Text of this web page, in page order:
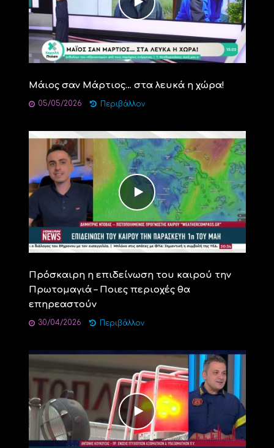
Μάιος σαν Μάρτιος… στα λευκά η χώρα!
05/05/2026 Περιβάλλον
Πρόσκαιρη η επιδείνωση του καιρού την
Πρωτομαγιά – Ποιες περιοχές θα
επηρεαστούν
30/04/2026 Περιβάλλον